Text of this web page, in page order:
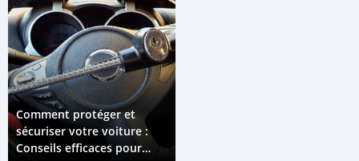
Comment protéger et
sécuriser votre voiture :
Conseils efficaces pour